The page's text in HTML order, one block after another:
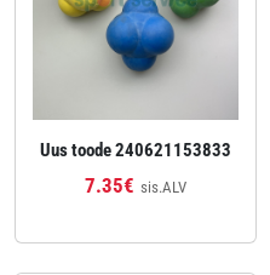
Uus toode 240621153833
7.35€ sis.ALV